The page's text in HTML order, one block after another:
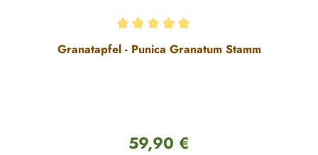
Durchschnittliche Bewertung von 5 von 5 Sternen
Granatapfel - Punica Granatum Stamm
Regulärer Preis:
59,90 €